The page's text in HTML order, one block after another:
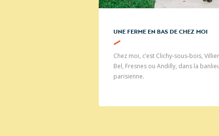
UNE FERME EN BAS DE CHEZ MOI
Chez moi, c’est Clichy-sous-bois,
Bel, Fresnes ou Andilly, dans la
parisienne.